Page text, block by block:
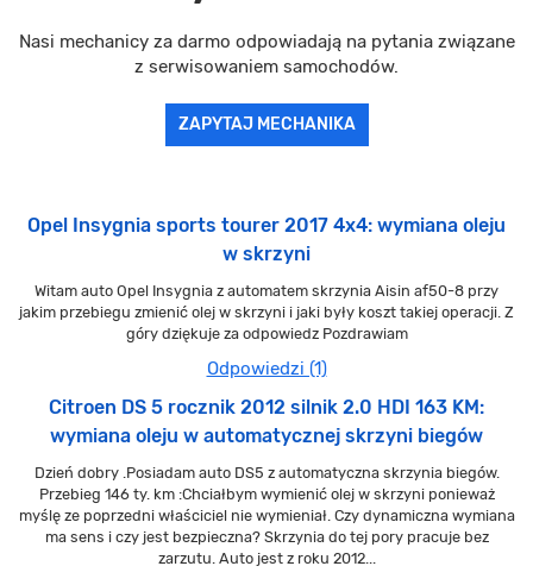
Nasi mechanicy za darmo odpowiadają na pytania związane
z serwisowaniem samochodów.
ZAPYTAJ MECHANIKA
Opel Insygnia sports tourer 2017 4x4: wymiana oleju
w skrzyni
Witam auto Opel Insygnia z automatem skrzynia Aisin af50-8 przy
jakim przebiegu zmienić olej w skrzyni i jaki były koszt takiej operacji. Z
góry dziękuje za odpowiedz Pozdrawiam
Odpowiedzi (1)
Citroen DS 5 rocznik 2012 silnik 2.0 HDI 163 KM:
wymiana oleju w automatycznej skrzyni biegów
Dzień dobry .Posiadam auto DS5 z automatyczna skrzynia biegów.
Przebieg 146 ty. km :Chciałbym wymienić olej w skrzyni ponieważ
myślę ze poprzedni właściciel nie wymieniał. Czy dynamiczna wymiana
ma sens i czy jest bezpieczna? Skrzynia do tej pory pracuje bez
zarzutu. Auto jest z roku 2012...